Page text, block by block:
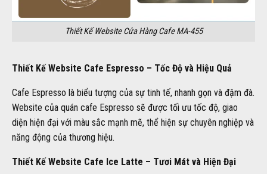
Thiết Kế Website Cửa Hàng Cafe MA-455
Thiết Kế Website Cafe Espresso – Tốc Độ và Hiệu Quả
Cafe Espresso là biểu tượng của sự tinh tế, nhanh gọn và đậm đà.
Website của quán cafe Espresso sẽ được tối ưu tốc độ, giao
diện hiện đại với màu sắc mạnh mẽ, thể hiện sự chuyên nghiệp và
năng động của thương hiệu.
Thiết Kế Website Cafe Ice Latte – Tươi Mát và Hiện Đại